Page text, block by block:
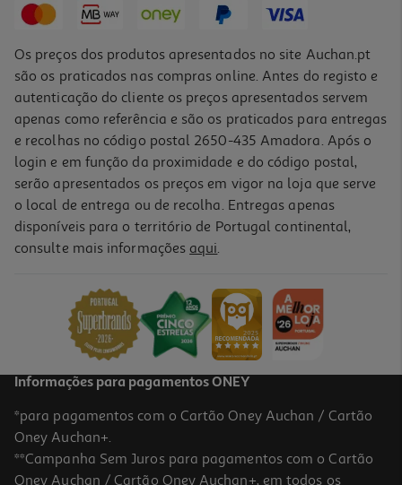
Os preços dos produtos apresentados no site Auchan.pt
são os praticados nas compras online. Antes do registo e
autenticação do cliente os preços apresentados servem
apenas como referência e são os praticados para entregas
e recolhas no código postal 2650-435 Amadora. Após o
login e em função da proximidade e do código postal,
serão apresentados os preços em vigor na loja que serve
o local de entrega ou de recolha. Entregas apenas
disponíveis para o território de Portugal continental,
consulte mais informações aqui.
Informações para pagamentos ONEY
*para pagamentos com o Cartão Oney Auchan / Cartão
Oney Auchan+.
**Campanha Sem Juros para pagamentos com o Cartão
Oney Auchan / Cartão Oney Auchan+, em todos os